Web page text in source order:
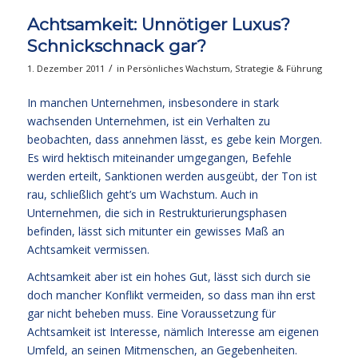
Achtsamkeit: Unnötiger Luxus?
Schnickschnack gar?
1. Dezember 2011 / in Persönliches Wachstum, Strategie & Führung
In manchen Unternehmen, insbesondere in stark
wachsenden Unternehmen, ist ein Verhalten zu
beobachten, dass annehmen lässt, es gebe kein Morgen.
Es wird hektisch miteinander umgegangen, Befehle
werden erteilt, Sanktionen werden ausgeübt, der Ton ist
rau, schließlich geht’s um Wachstum. Auch in
Unternehmen, die sich in Restrukturierungsphasen
befinden, lässt sich mitunter ein gewisses Maß an
Achtsamkeit vermissen.
Achtsamkeit aber ist ein hohes Gut, lässt sich durch sie
doch mancher Konflikt vermeiden, so dass man ihn erst
gar nicht beheben muss. Eine Voraussetzung für
Achtsamkeit ist Interesse, nämlich Interesse am eigenen
Umfeld, an seinen Mitmenschen, an Gegebenheiten.